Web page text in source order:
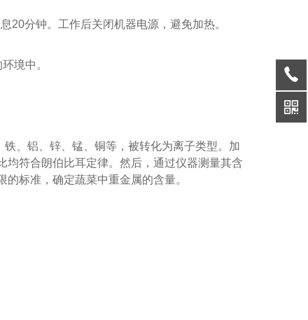
分钟。工作后关闭机器电源，避免加热。
境中。
、铝、锌、锰、铜等，被转化为离子类型。加
均符合朗伯比耳定律。然后，通过仪器测量其含
标准，确定蔬菜中重金属的含量。